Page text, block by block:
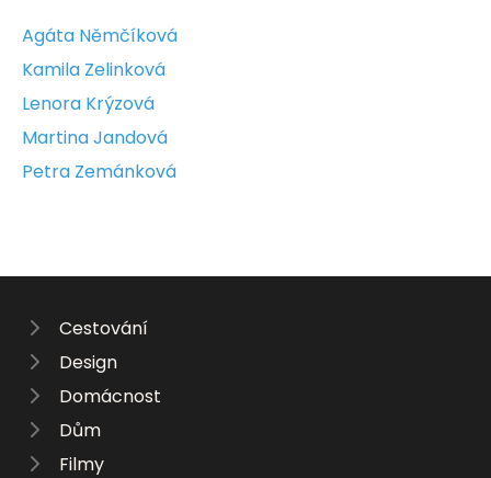
Agáta Němčíková
Kamila Zelinková
Lenora Krýzová
Martina Jandová
Petra Zemánková
Cestování
Design
Domácnost
Dům
Filmy